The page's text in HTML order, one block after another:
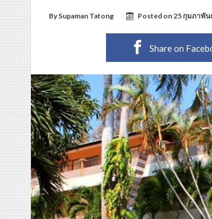
By Supaman Tatong Posted on25 กุมภาพัน
Share on